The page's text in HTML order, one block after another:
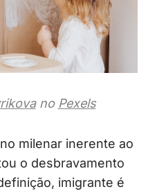
no Pexels
milenar inerente ao
o desbravamento
imigrante é